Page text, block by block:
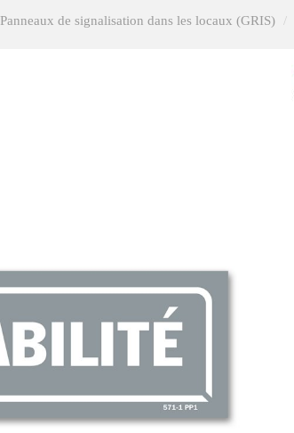
Panneaux de signalisation dans les locaux (GRIS)